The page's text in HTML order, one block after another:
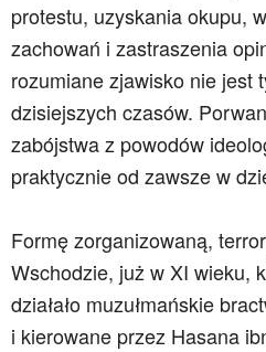
protestu, uzyskania okupu,
zachowań i zastraszenia
rozumiane zjawisko nie jest
dzisiejszych czasów.
zabójstwa z powodów
praktycznie od zawsze w
Formę zorganizowaną,
Wschodzie, już w XI wieku,
działało muzułmańskie
i kierowane przez Hasana